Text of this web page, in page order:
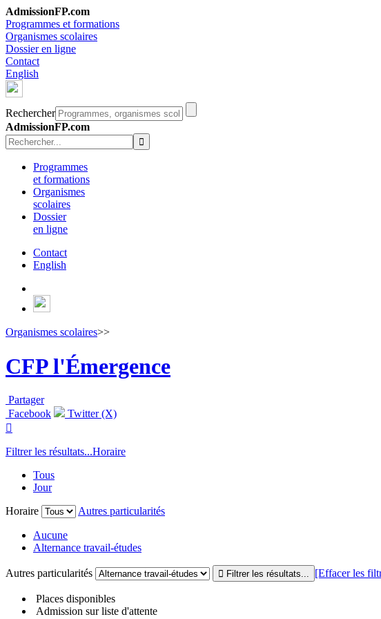
AdmissionFP.com
Programmes et formations
Organismes scolaires
Dossier en ligne
Contact
English
Rechercher
AdmissionFP.com
Programmes
et formations
Organismes
scolaires
Dossier
en ligne
Contact
English
Organismes scolaires>>
CFP l'Émergence
Partager
Facebook
Twitter (X)

Filtrer les résultats...Horaire
Tous
Jour
Horaire
Autres particularités
Aucune
Alternance travail-études
Autres particularités [Effacer les
Places disponibles
Admission sur liste d'attente